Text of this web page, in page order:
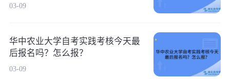
03-09
华中农业大学自考实践考核今天最
后报名吗？怎么报？
03-09